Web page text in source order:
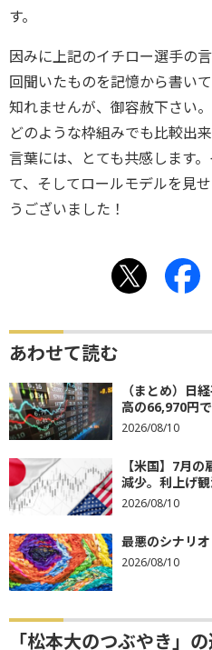
す。
因みに上記のイチロー選手の
回聞いたものを記憶から書い
知れませんが、御容赦下さい
どのような枠組みでも比較出
言葉には、とても共感します
て、そしてロールモデルを見
うございました！
あわせて読む
（まとめ）日
高の66,970円
2026/08/10
【米国】7月
減少。利上げ
2026/08/10
最悪のシナリオ
2026/08/10
「松本大のつぶやき」